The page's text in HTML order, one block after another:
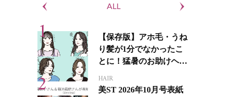
ALL
【保存版】アホ毛・うね
り髪が1分でなかったこ
とに！猛暑のお助けヘア
HAIR
美ST 2026年10月号表紙